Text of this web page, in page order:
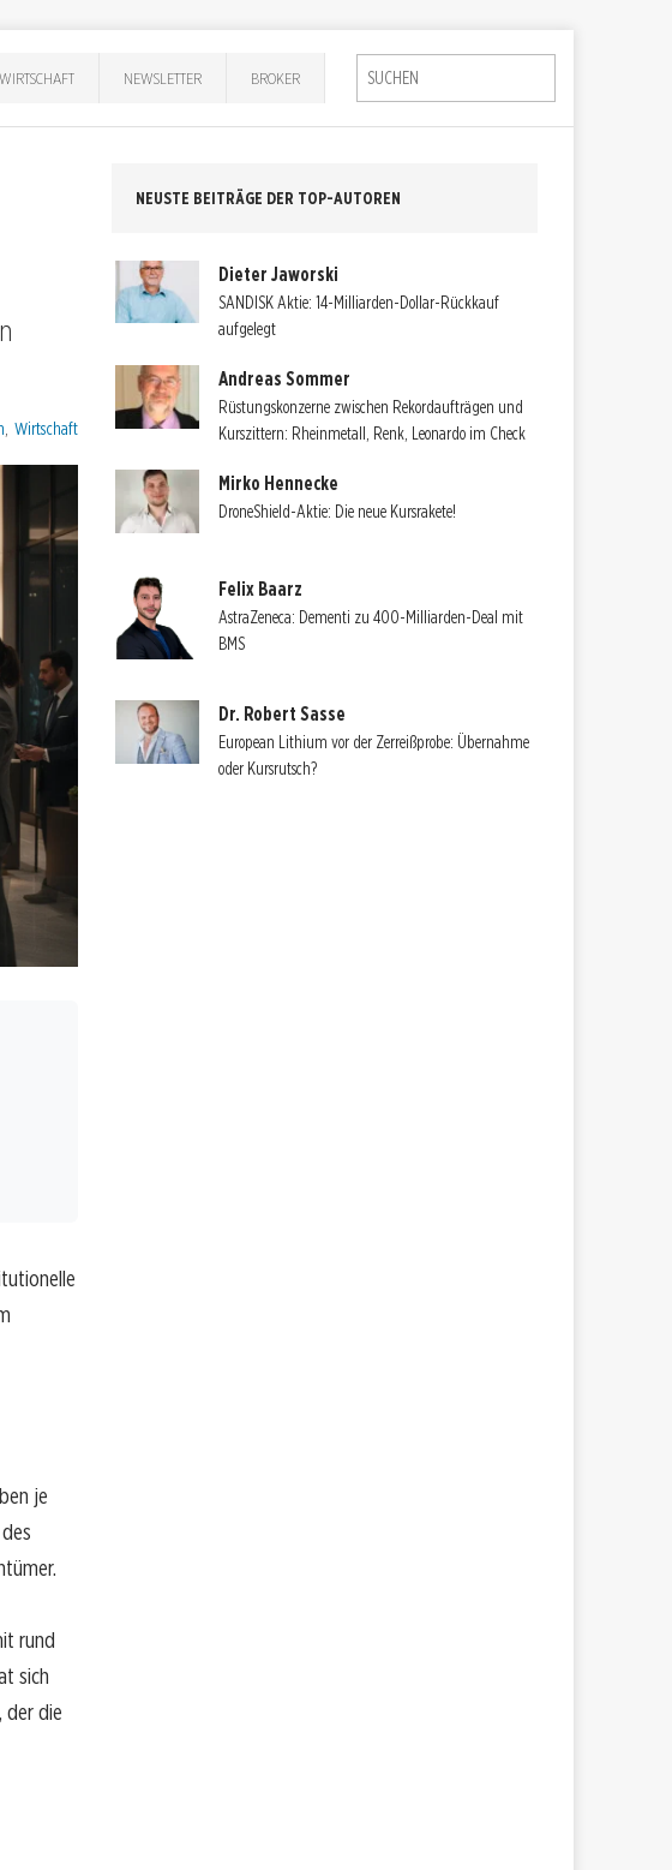
WIRTSCHAFT NEWSLETTER BROKER
Wirtschaft
je
rund
sich
der die
NEUSTE BEITRÄGE DER TOP-AUTOREN
Dieter Jaworski
SANDISK Aktie: 14-Milliarden-Dollar-Rückkauf
aufgelegt
Andreas Sommer
Rüstungskonzerne zwischen Rekordaufträgen und
Kurszittern: Rheinmetall, Renk, Leonardo im Check
Mirko Hennecke
DroneShield-Aktie: Die neue Kursrakete!
Felix Baarz
AstraZeneca: Dementi zu 400-Milliarden-Deal mit
BMS
Dr. Robert Sasse
European Lithium vor der Zerreißprobe: Übernahme
oder Kursrutsch?